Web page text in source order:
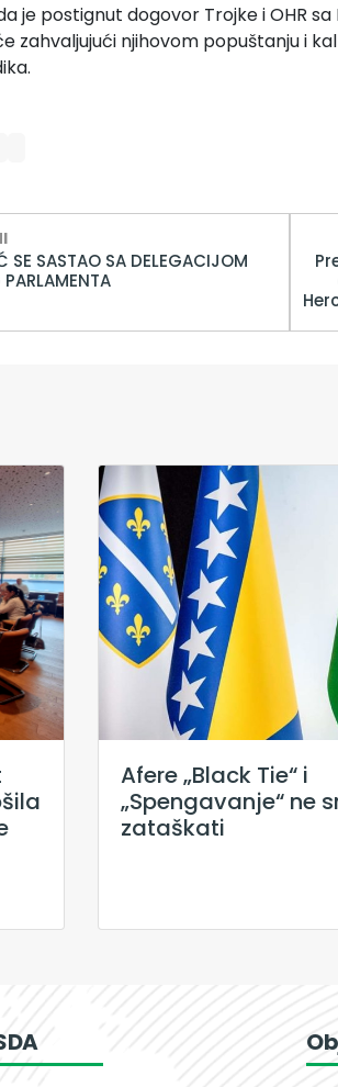
je postignut dogovor Trojke i OHR
zahvaljujući njihovom popuštanju i
SE SASTAO SA DELEGACIJOM
Afere „Black Tie“ i
„Spengavanje“ ne
zataškati